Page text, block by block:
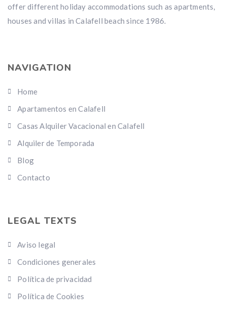
offer different holiday accommodations such as apartments,
houses and villas in Calafell beach since 1986.
NAVIGATION
Home
Apartamentos en Calafell
Casas Alquiler Vacacional en Calafell
Alquiler de Temporada
Blog
Contacto
LEGAL TEXTS
Aviso legal
Condiciones generales
Política de privacidad
Política de Cookies